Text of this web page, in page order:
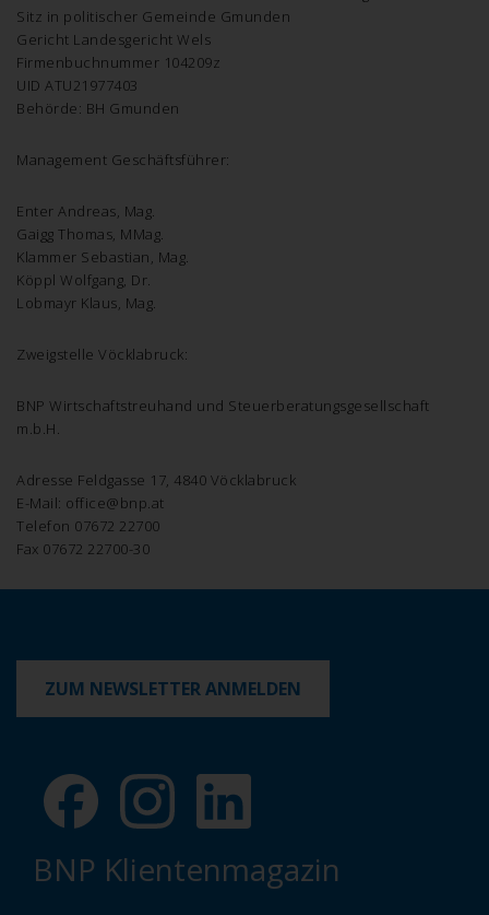
Sitz in politischer Gemeinde Gmunden
Gericht Landesgericht Wels
Firmenbuchnummer 104209z
UID ATU21977403
Behörde: BH Gmunden
Management Geschäftsführer:
Enter Andreas, Mag.
Gaigg Thomas, MMag.
Klammer Sebastian, Mag.
Köppl Wolfgang, Dr.
Lobmayr Klaus, Mag.
Zweigstelle Vöcklabruck:
BNP Wirtschaftstreuhand und Steuerberatungsgesellschaft
m.b.H.
Adresse Feldgasse 17, 4840 Vöcklabruck
E-Mail: office@bnp.at
Telefon 07672 22700
Fax 07672 22700-30
ZUM NEWSLETTER ANMELDEN
BNP Klientenmagazin